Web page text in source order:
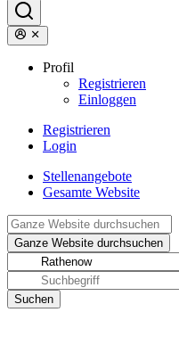
Profil
Registrieren
Einloggen
Registrieren
Login
Stellenangebote
Gesamte Website